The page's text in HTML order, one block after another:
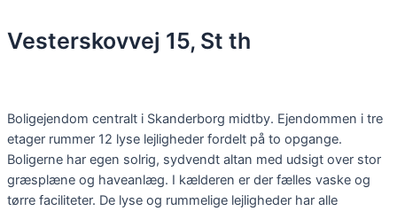
to
content
Vesterskovvej 15, St th
Boligejendom centralt i Skanderborg midtby. Ejendommen i tre
etager rummer 12 lyse lejligheder fordelt på to opgange.
Boligerne har egen solrig, sydvendt altan med udsigt over stor
græsplæne og haveanlæg. I kælderen er der fælles vaske og
tørre faciliteter. De lyse og rummelige lejligheder har alle